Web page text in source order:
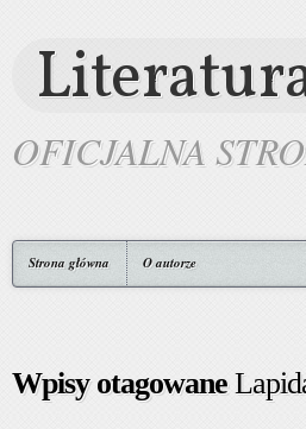
OFICJALNA
Strona główna O autorze
Wpisy otagowane